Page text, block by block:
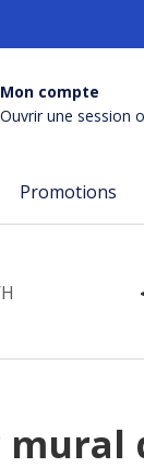
Mon compte
Ouvrir une session
Promotions